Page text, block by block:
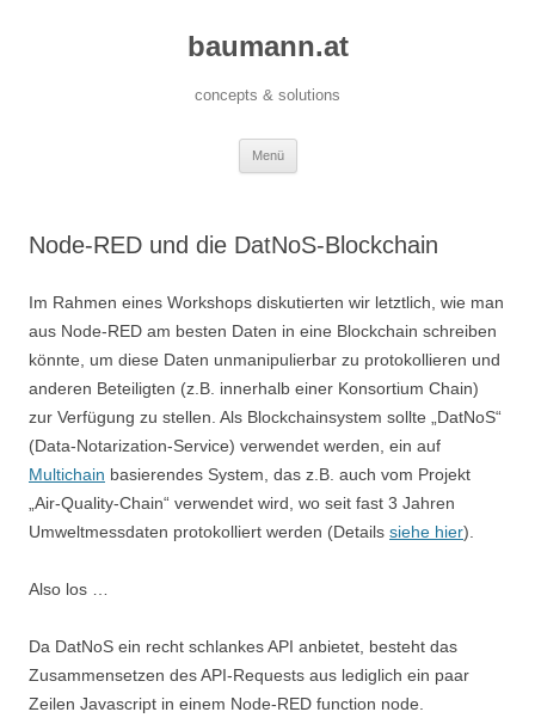
baumann.at
concepts & solutions
Menü
Node-RED und die DatNoS-Blockchain
Im Rahmen eines Workshops diskutierten wir letztlich, wie man
aus Node-RED am besten Daten in eine Blockchain schreiben
könnte, um diese Daten unmanipulierbar zu protokollieren und
anderen Beteiligten (z.B. innerhalb einer Konsortium Chain)
zur Verfügung zu stellen. Als Blockchainsystem sollte „DatNoS“
(Data-Notarization-Service) verwendet werden, ein auf
Multichain basierendes System, das z.B. auch vom Projekt
„Air-Quality-Chain“ verwendet wird, wo seit fast 3 Jahren
Umweltmessdaten protokolliert werden (Details siehe hier).
Also los …
Da DatNoS ein recht schlankes API anbietet, besteht das
Zusammensetzen des API-Requests aus lediglich ein paar
Zeilen Javascript in einem Node-RED function node.